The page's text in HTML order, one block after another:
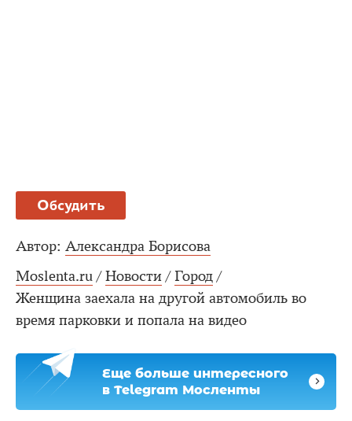
Обсудить
Автор: Александра Борисова
Moslenta.ru / Новости / Город /
Женщина заехала на другой автомобиль во
время парковки и попала на видео
Еще больше интересного
в Telegram Мосленты